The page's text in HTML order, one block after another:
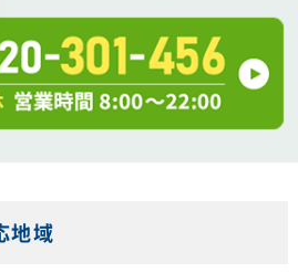
地域